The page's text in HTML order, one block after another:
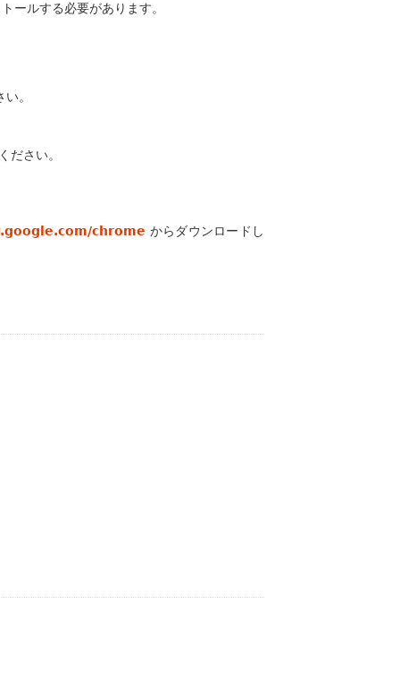
ルする必要があります。
。
ださい。
chrome からダウンロードし